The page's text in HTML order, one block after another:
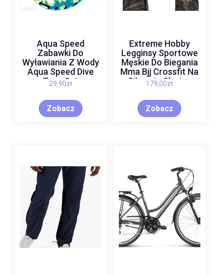
Aqua Speed
Zabawki Do
Wyławiania Z Wody
Aqua Speed Dive
Toys Set
4823148234
29,90zł
Zobacz
Extreme Hobby
Legginsy Sportowe
Męskie Do Biegania
Mma Bjj Crossfit Na
Siłownię Slavica
Orbis
179,00zł
Zobacz